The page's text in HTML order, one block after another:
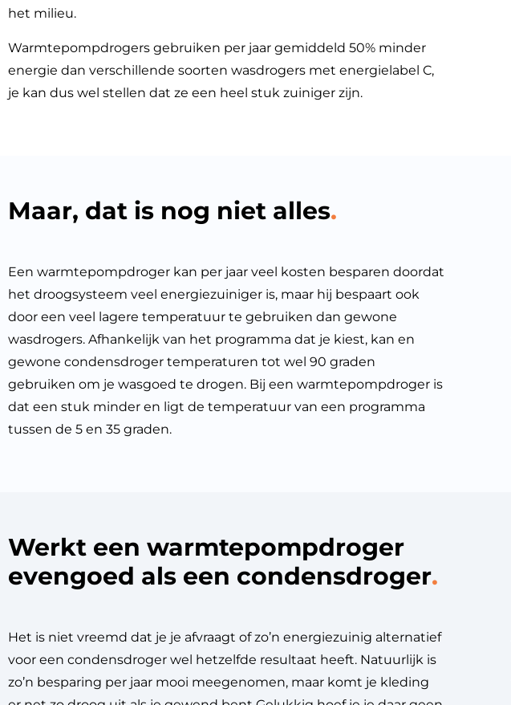
het milieu.
Warmtepompdrogers gebruiken per jaar gemiddeld 50% minder
energie dan verschillende soorten wasdrogers met energielabel C,
je kan dus wel stellen dat ze een heel stuk zuiniger zijn.
Maar, dat is nog niet alles
Een warmtepompdroger kan per jaar veel kosten besparen doordat
het droogsysteem veel energiezuiniger is, maar hij bespaart ook
door een veel lagere temperatuur te gebruiken dan gewone
wasdrogers. Afhankelijk van het programma dat je kiest, kan en
gewone condensdroger temperaturen tot wel 90 graden
gebruiken om je wasgoed te drogen. Bij een warmtepompdroger is
dat een stuk minder en ligt de temperatuur van een programma
tussen de 5 en 35 graden.
Werkt een warmtepompdroger
evengoed als een condensdroger
Het is niet vreemd dat je je afvraagt of zo’n energiezuinig alternatief
voor een condensdroger wel hetzelfde resultaat heeft. Natuurlijk is
zo’n besparing per jaar mooi meegenomen, maar komt je kleding